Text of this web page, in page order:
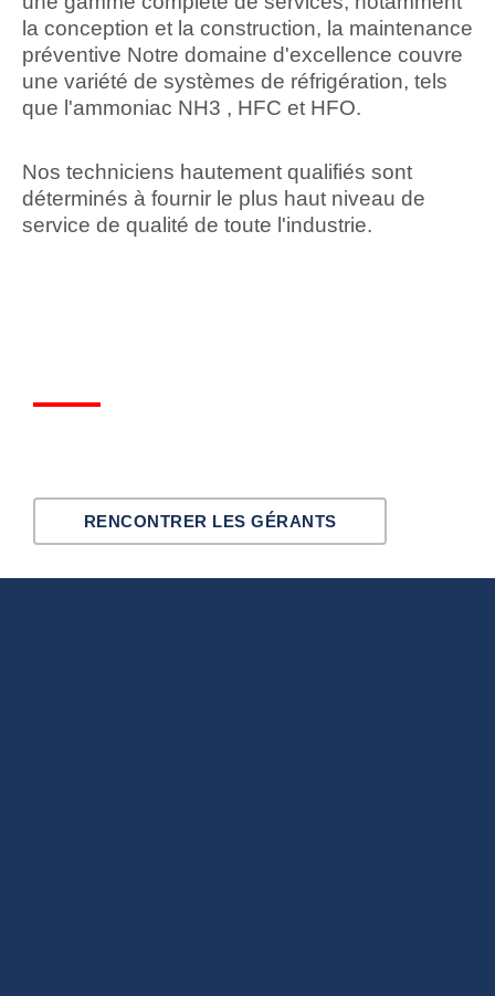
la conception et la construction, la maintenance
préventive Notre domaine d'excellence couvre
une variété de systèmes de réfrigération, tels
que l'ammoniac NH3 , HFC et HFO.
Nos techniciens hautement qualifiés sont
déterminés à fournir le plus haut niveau de
service de qualité de toute l'industrie.
RENCONTRER LES GÉRANTS